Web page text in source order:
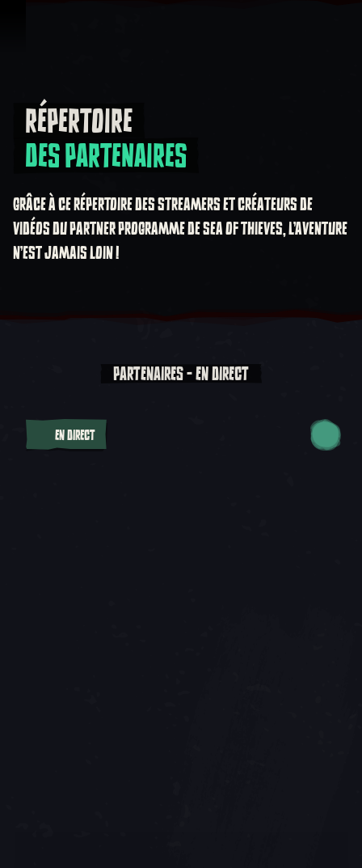
Répertoire Des partenaires
RÉPERTOIRE
DES PARTENAIRES
GRÂCE À CE RÉPERTOIRE DES STREAMERS ET CRÉATEURS DE
VIDÉOS DU PARTNER PROGRAMME DE SEA OF THIEVES, L'AVENTURE
N'EST JAMAIS LOIN !
PARTENAIRES - EN DIRECT
EN DIRECT